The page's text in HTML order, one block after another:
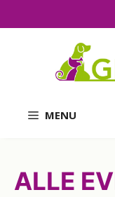
naar
MENU
ALLE